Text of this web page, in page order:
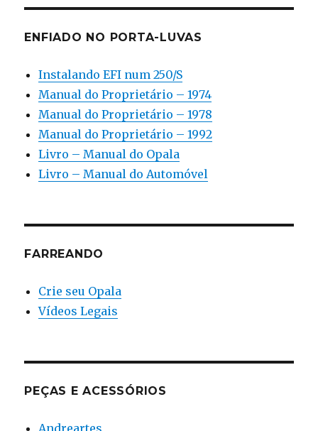
ENFIADO NO PORTA-LUVAS
Instalando EFI num 250/S
Manual do Proprietário – 1974
Manual do Proprietário – 1978
Manual do Proprietário – 1992
Livro – Manual do Opala
Livro – Manual do Automóvel
FARREANDO
Crie seu Opala
Vídeos Legais
PEÇAS E ACESSÓRIOS